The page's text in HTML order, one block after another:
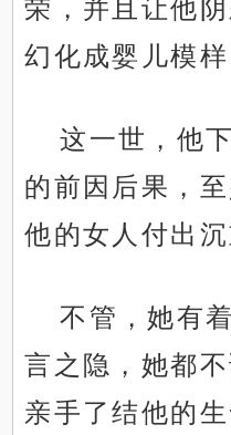
荣，并且让他
幻化成婴儿模样
这一世，他
的前因后果，
他的女人付出沉
不管，她有
言之隐，她都
亲手了结他的